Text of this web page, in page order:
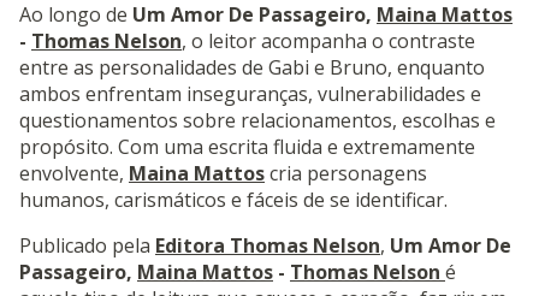
Ao longo de Um Amor De Passageiro, Maina Mattos
- Thomas Nelson, o leitor acompanha o contraste
entre as personalidades de Gabi e Bruno, enquanto
ambos enfrentam inseguranças, vulnerabilidades e
questionamentos sobre relacionamentos, escolhas e
propósito. Com uma escrita fluida e extremamente
envolvente, Maina Mattoscria personagens
humanos, carismáticos e fáceis de se identificar.
Publicado pela Editora Thomas Nelson, Um Amor De
Passageiro, Maina Mattos - Thomas Nelson é